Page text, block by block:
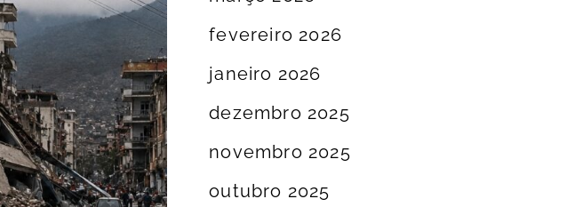
fevereiro 2026
janeiro 2026
dezembro 2025
novembro 2025
outubro 2025